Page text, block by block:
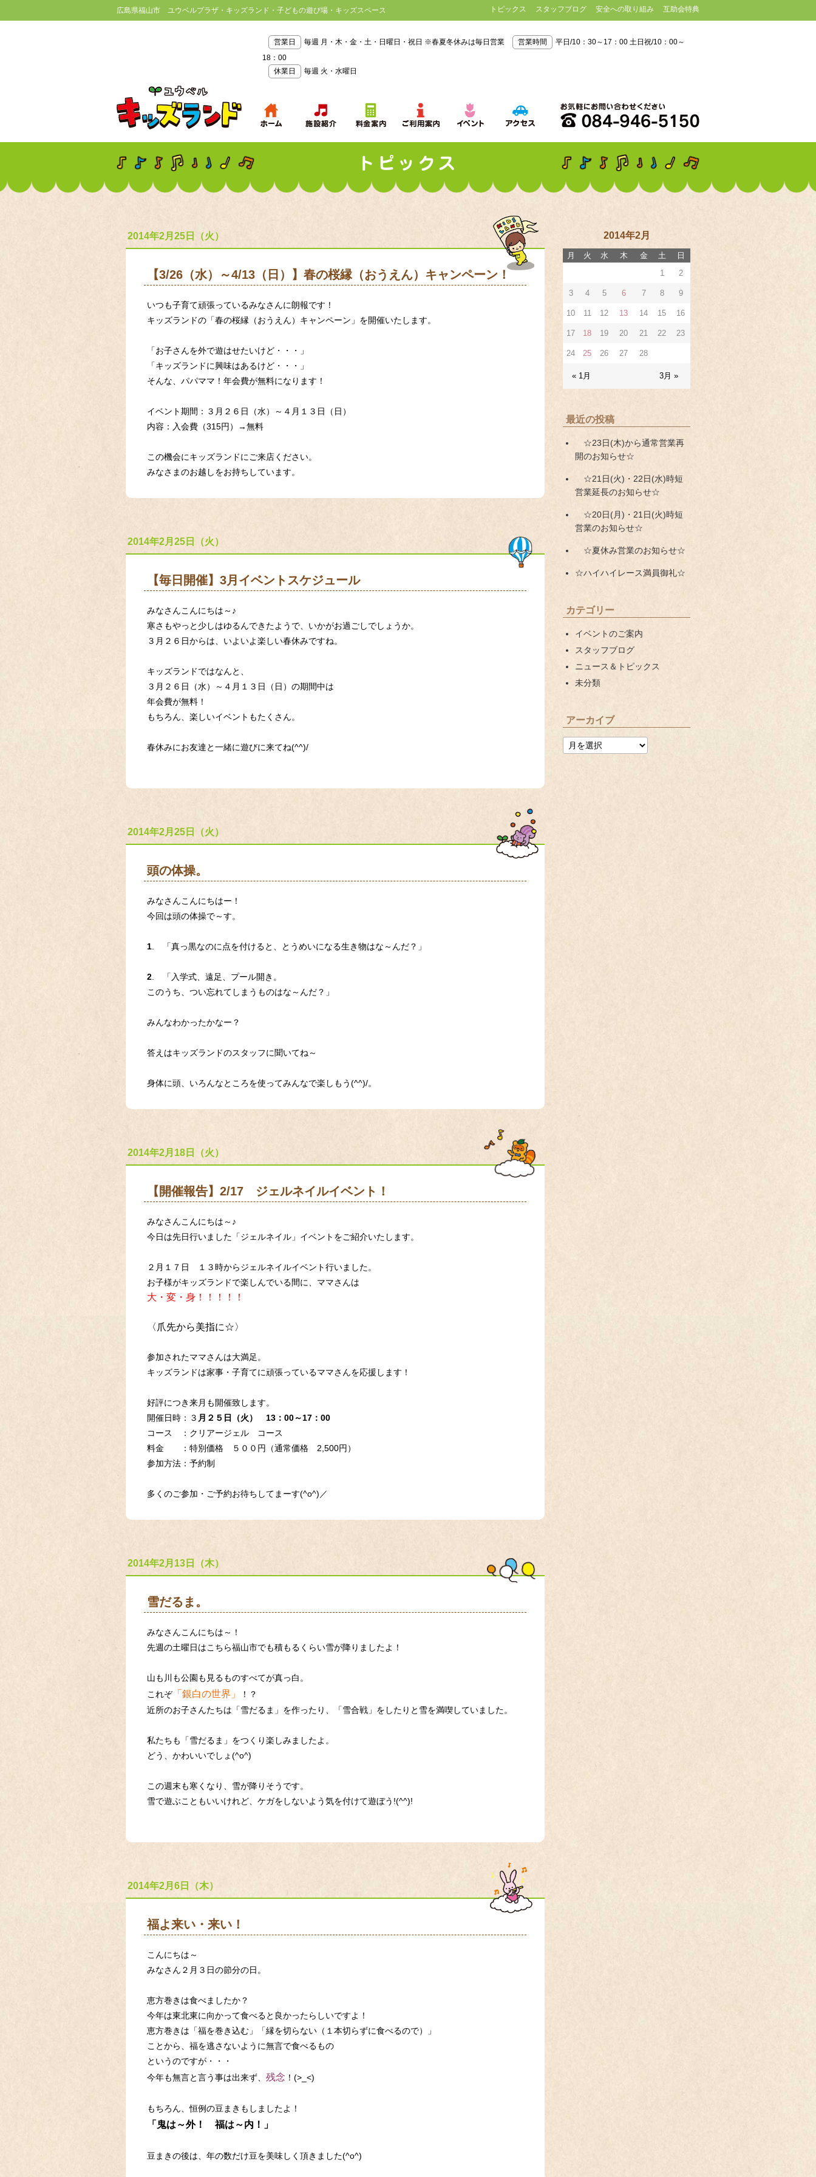
広島県福山市 ユウベルプラザ・キッズランド・子どもの遊び場・キッズスペース トピックス スタッフブログ 安全への取り組み 互助会特典
営業日 毎週 月・木・金・土・日曜日・祝日 ※春夏冬休みは毎日営業 営業時間
平日/10：30～17：00 土日祝/10：00～
18：00
休業日
毎週 火・水曜日
2014年2月25日（火）
【3/26（水）～4/13（日）】春の桜縁（おうえん）キャンペーン！
いつも子育て頑張っているみなさんに朗報です！
キッズランドの「春の桜縁（おうえん）キャンペーン」を開催いたします。
「お子さんを外で遊はせたいけど・・・」
「キッズランドに興味はあるけど・・・」
そんな、パパママ！年会費が無料になります！
イベント期間：３月２６日（水）～４月１３日（日）
内容：入会費（315円）→無料
この機会にキッズランドにご来店ください。
みなさまのお越しをお持ちしています。
2014年2月25日（火）
【毎日開催】3月イベントスケジュール
みなさんこんにちは～♪
寒さもやっと少しはゆるんできたようで、いかがお過ごしでしょうか。
３月２６日からは、いよいよ楽しい春休みですね。
キッズランドではなんと、
３月２６日（水）～４月１３日（日）の期間中は
年会費が無料！
もちろん、楽しいイベントもたくさん。
春休みにお友達と一緒に遊びに来てね(^^)/
2014年2月25日（火）
頭の体操。
みなさんこんにちはー！
今回は頭の体操で～す。
1 . 「真っ黒なのに点を付けると、とうめいになる生き物はな～んだ？」
2 . 「入学式、遠足、プール開き。
このうち、つい忘れてしまうものはな～んだ？」
みんなわかったかなー？
答えはキッズランドのスタッフに聞いてね～
身体に頭、いろんなところを使ってみんなで楽しもう(^^)/。
2014年2月18日（火）
【開催報告】2/17 ジェルネイルイベント！
みなさんこんにちは～♪
今日は先日行いました「ジェルネイル」イベントをご紹介いたします。
２月１７日 １３時からジェルネイルイベント行いました。
お子様がキッズランドで楽しんでいる間に、ママさんは
大・変・身！！！！！
〈爪先から美指に☆〉
参加されたママさんは大満足。
キッズランドは家事・子育てに頑張っているママさんを応援します！
好評につき来月も開催致します。
開催日時：３ 月２５日（火） 13：00～17：00
コース ：クリアージェル コース
料金 ：特別価格 ５００円（通常価格 2,500円）
参加方法：予約制
多くのご参加・ご予約お待ちしてまーす(^o^)／
2014年2月13日（木）
雪だるま。
みなさんこんにちは～！
先週の土曜日はこちら福山市でも積もるくらい雪が降りましたよ！
山も川も公園も見るものすべてが真っ白。
これぞ「銀白の世界」
！？
近所のお子さんたちは「雪だるま」を作ったり、「雪合戦」をしたりと雪を満喫していました。
私たちも「雪だるま」をつくり楽しみましたよ。
どう、かわいいでしょ(^o^)
この週末も寒くなり、雪が降りそうです。
雪で遊ぶこともいいけれど、ケガをしないよう気を付けて遊ぼう!(^^)!
2014年2月6日（木）
福よ来い・来い！
こんにちは～
みなさん２月３日の節分の日。
恵方巻きは食べましたか？
今年は東北東に向かって食べると良かったらしいですよ！
恵方巻きは「福を巻き込む」「縁を切らない（１本切らずに食べるので）」
ことから、福を逃さないように無言で食べるもの
というのですが・・・
今年も無言と言う事は出来ず、 残念 ！(>_<)
もちろん、恒例の豆まきもしましたよ！
「鬼は～外！ 福は～内！」
豆まきの後は、年の数だけ豆を美味しく頂きました(^o^)
2014年2月
月 火 水 木 金 土 日
« 1月 3月 »
1 2
3 4 5 6 7 8 9
10 11 12 13 14 15 16
17 18 19 20 21 22 23
24 25 26 27 28
最近の投稿
☆23日(木)から通常営業再
開のお知らせ☆
☆21日(火)・22日(水)時短
営業延長のお知らせ☆
☆20日(月)・21日(火)時短
営業のお知らせ☆
☆夏休み営業のお知らせ☆
☆ハイハイレース満員御礼☆
カテゴリー
イベントのご案内
スタッフブログ
ニュース＆トピックス
未分類
アーカイブ